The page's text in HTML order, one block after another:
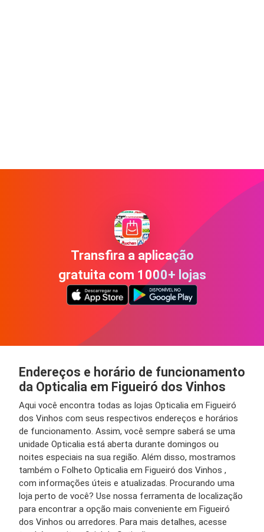
Transfira a aplicação
gratuita com 1000+ lojas
Endereços e horário de funcionamento
da Opticalia em Figueiró dos Vinhos
Aqui você encontra todas as lojas Opticalia em Figueiró
dos Vinhos com seus respectivos endereços e horários
de funcionamento. Assim, você sempre saberá se uma
unidade Opticalia está aberta durante domingos ou
noites especiais na sua região. Além disso, mostramos
também o Folheto Opticalia em Figueiró dos Vinhos ,
com informações úteis e atualizadas. Procurando uma
loja perto de você? Use nossa ferramenta de localização
para encontrar a opção mais conveniente em Figueiró
dos Vinhos ou arredores. Para mais detalhes, acesse